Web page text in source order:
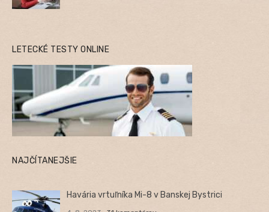
LETECKÉ TESTY ONLINE
NAJČÍTANEJŠIE
Havária vrtuľníka Mi-8 v Banskej Bystrici